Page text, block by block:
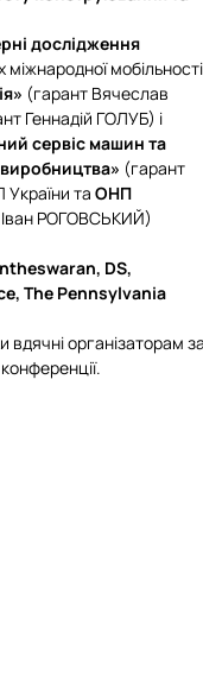
України
діяльність
ветеринарна
НТЗ
України
України (English)
науково-
та організації
заходів
ініціатива
та працівники
НУБіП України
з питань запобігання
правові акти
акти НУБіП України
НАЗК
НАЗК
дослідження
мобільності
(гарант Вячеслав
Геннадій ГОЛУБ) і
сервіс машин та
(гарант
та ОНП
Іван РОГОВСЬКИЙ)
DS,
The Pennsylvania
вдячні організаторам